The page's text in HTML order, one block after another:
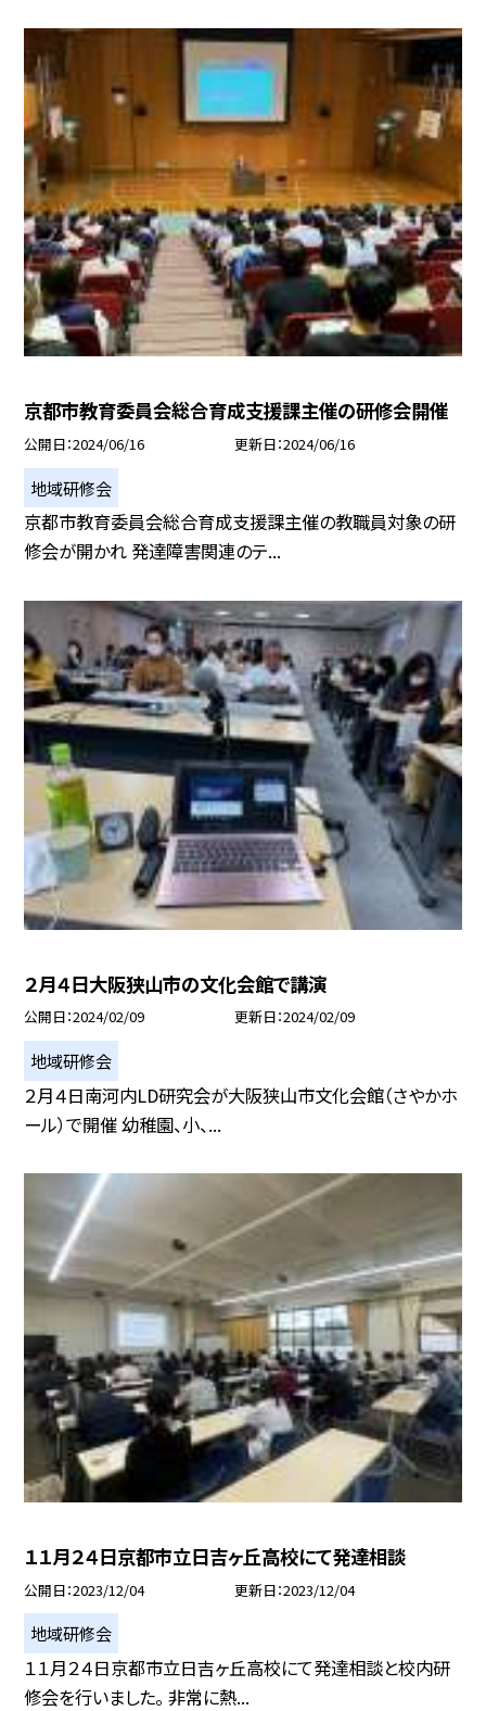
京都市教育委員会総合育成支援課主催の研修会開催
公開日 2024/06/16 更新日 2024/06/16
地域研修会
京都市教育委員会総合育成支援課主催の教職員対象の研
修会が開かれ 発達障害関連のテ...
２月４日大阪狭山市の文化会館で講演
公開日 2024/02/09 更新日 2024/02/09
地域研修会
２月４日南河内LD研究会が大阪狭山市文化会館（さやかホ
ール）で開催 幼稚園、小、...
１１月２４日京都市立日吉ヶ丘高校にて発達相談
公開日 2023/12/04 更新日 2023/12/04
地域研修会
１１月２４日京都市立日吉ヶ丘高校にて発達相談と校内研
修会を行いました。 非常に熱...